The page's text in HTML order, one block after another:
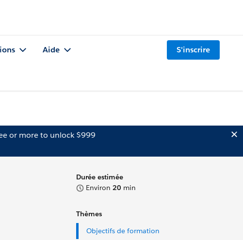
Aide S'inscrire
or more to unlock $999
Durée estimée
Environ 20 min
Thèmes
Objectifs de formation